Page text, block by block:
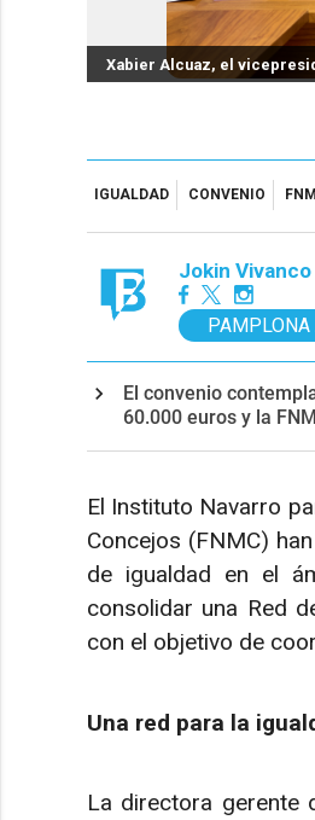
Xabier Alcuaz, el
IGUALDAD CONVENIO
Jokin Vivanco
PAMPLONA
El convenio
60.000 euros y la
El Instituto Navarro
Concejos (FNMC)
de igualdad en el
consolidar una Red
con el objetivo de
Una red para la
La directora gerente